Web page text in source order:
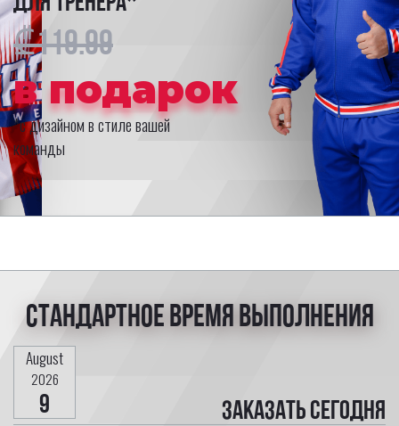
₾119.99
в подарок
*с дизайном в стиле вашей
команды
Стандартное время выполнения
August
2026
9 Заказать сегодня